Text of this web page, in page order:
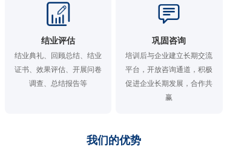
结业评估
结业典礼、回顾总结、结业
证书、效果评估、开展问卷
调查、总结报告等
巩固咨询
培训后与企业建立长期交流
平台，开放咨询通道，积极
促进企业长期发展，合作共
赢
我们的优势